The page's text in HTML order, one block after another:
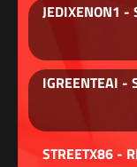
JEDIXENON1 -
IGREENTEAI -
STREETX86 -